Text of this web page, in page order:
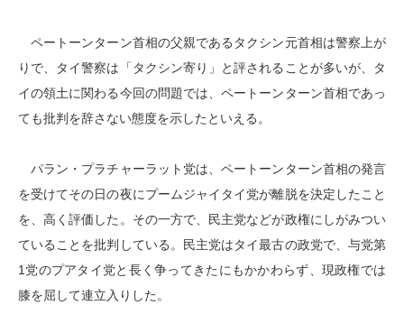
ペートーンターン首相の父親であるタクシン元首相は警察上が
りで、タイ警察は「タクシン寄り」と評されることが多いが、タ
イの領土に関わる今回の問題では、ペートーンターン首相であっ
ても批判を辞さない態度を示したといえる。
パラン・プラチャーラット党は、ペートーンターン首相の発言
を受けてその日の夜にプームジャイタイ党が離脱を決定したこと
を、高く評価した。その一方で、民主党などが政権にしがみつい
ていることを批判している。民主党はタイ最古の政党で、与党第
1党のプアタイ党と長く争ってきたにもかかわらず、現政権では
膝を屈して連立入りした。